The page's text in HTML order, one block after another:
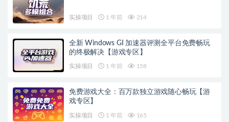
实操项目 1 年前 214
全新 Windows GI 加速器评测全平台免费畅玩
的终极解决【游戏专区】
实操项目 1 年前 158
免费游戏大全：百万款独立游戏随心畅玩【游
戏专区】
实操项目 1 年前 165